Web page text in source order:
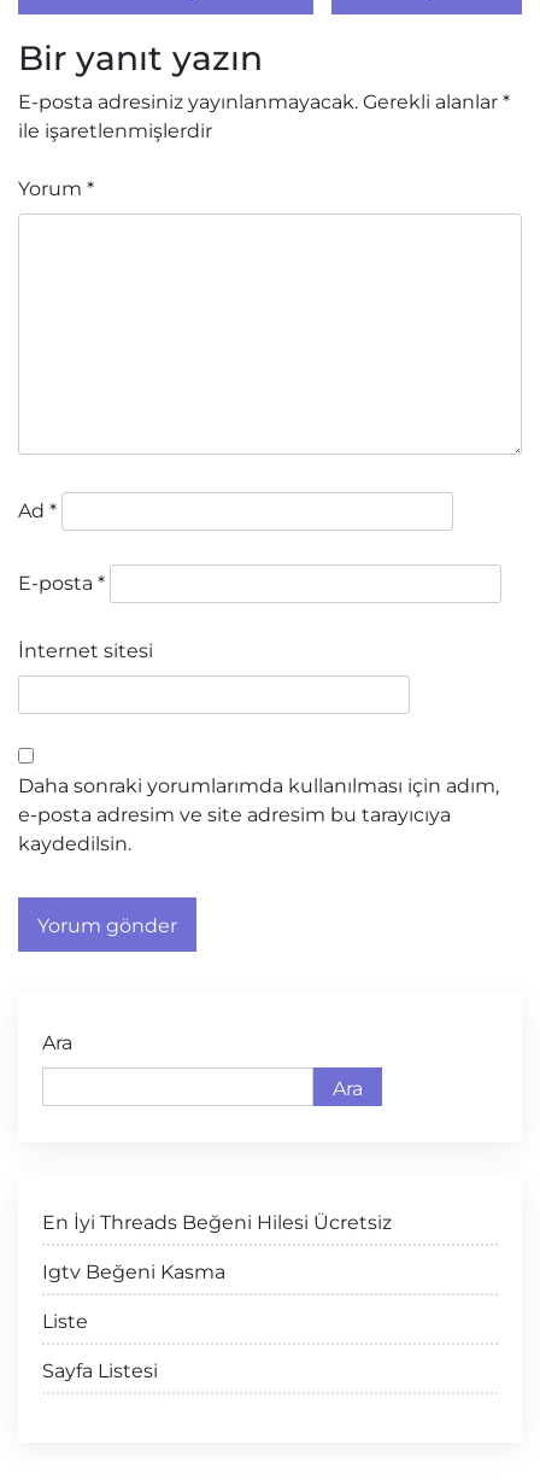
Bir yanıt yazın
E-posta adresiniz yayınlanmayacak. Gerekli alanlar *
ile işaretlenmişlerdir
Yorum *
Ad *
E-posta *
İnternet sitesi
Daha sonraki yorumlarımda kullanılması için adım,
e-posta adresim ve site adresim bu tarayıcıya
kaydedilsin.
Ara
Ara
En İyi Threads Beğeni Hilesi Ücretsiz
Igtv Beğeni Kasma
Liste
Sayfa Listesi